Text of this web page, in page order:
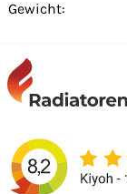
Gewicht: